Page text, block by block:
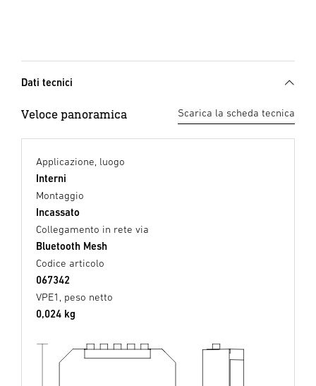
Dati tecnici
Veloce panoramica Scarica la scheda tecnica
Applicazione, luogo
Interni
Montaggio
Incassato
Collegamento in rete via
Bluetooth Mesh
Codice articolo
067342
VPE1, peso netto
0,024 kg